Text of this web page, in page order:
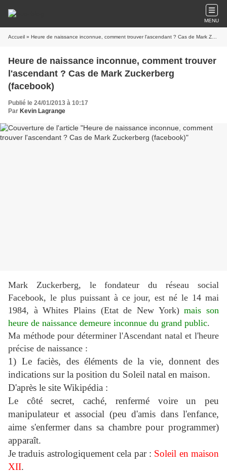
MENU
Accueil » Heure de naissance inconnue, comment trouver l'ascendant ? Cas de Mark Zuckerberg (facebook)
Heure de naissance inconnue, comment trouver
l'ascendant ? Cas de Mark Zuckerberg
(facebook)
Publié le 24/01/2013 à 10:17
Par Kevin Lagrange
Mark Zuckerberg, le fondateur du réseau social
Facebook, le plus puissant à ce jour,est né le 14 mai
1984, à Whites Plains (Etat de New York)mais son
heure de naissance demeure inconnue du grand public.
Ma méthode pour déterminer l'Ascendant natal et l'heure
précise de naissance :
1) Le faciès, des éléments de la vie, donnent des
indications sur la position du Soleil natal en maison.
D'après le site Wikipédia :
Le côté secret, caché, renfermé voire un peu
manipulateur et associal (peu d'amis dans l'enfance,
aime s'enfermer dans sa chambre pour programmer)
apparaît.
Je traduis astrologiquement cela par : Soleil en maison
XII.